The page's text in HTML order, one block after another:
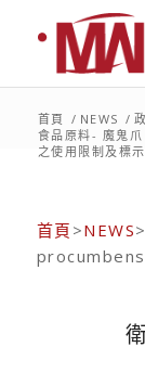
首頁 / NEWS /
食品原料- 魔鬼
之使用限制及標
首頁 >NEWS>